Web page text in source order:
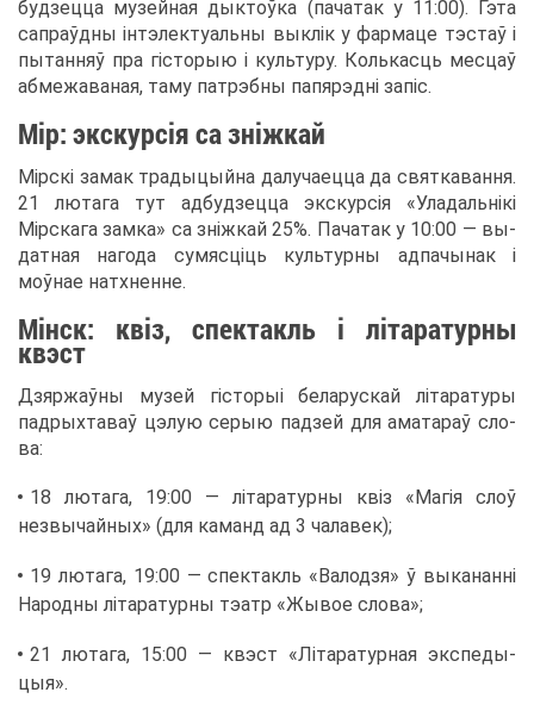
буд­зец­ца му­зей­ная ды­ктоўка (па­ч­а­так у 11:00). Гэта
са­праўдны інт­элек­ту­аль­ны вы­клік у фар­ма­це тэ­с­таў і
пы­тан­няў пра гісто­рыю і куль­ту­ру. Коль­кас­ць мес­цаў
аб­ме­жа­ва­ная, та­му патр­эб­ны па­пяр­эдні запіс.
Мір: экс­курсія са зніжкай
Мірскі за­мак тра­ды­цый­на да­лу­ча­ец­ца да свя­тка­ван­ня.
21 лю­та­га тут ад­буд­зец­ца экс­курсія «Ула­дальнікі
Мірска­га зам­ка» са зніжкай 25%. Па­ч­а­так у 10:00 — вы­
дат­ная на­го­да су­мясціць куль­тур­ны ад­па­чы­нак і
моўнае на­тх­ненне.
Мінск: квіз, спек­такль і літа­ра­тур­ны
квэст
Дзяр­жаўны му­зей гісто­рыі бе­ла­рус­кай літа­ра­ту­ры
пад­рых­та­ваў цэ­лую се­рыю пад­зей для ама­та­раў сло­
ва:
18 лю­та­га, 19:00 — літа­ра­тур­ны квіз «Магія слоў
незвы­чай­ных» (для ка­манд ад 3 ча­ла­век);
19 лю­та­га, 19:00 — спек­такль «Ва­лод­зя» ў вы­ка­нанні
На­род­ны літа­ра­тур­ны тэатр «Жы­вое сло­ва»;
21 лю­та­га, 15:00 — квэст «Літа­ра­тур­ная экс­пе­ды­
цыя».